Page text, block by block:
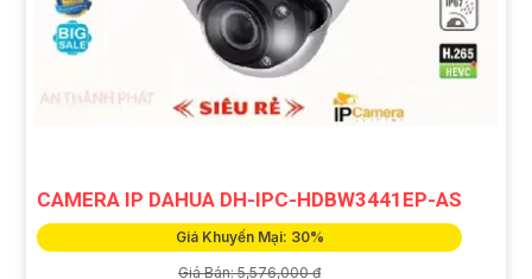
CAMERA IP DAHUA DH-IPC-HDBW3441EP-AS
Giá Khuyến Mại: 30%
Giá Bán: 5,576,000 ₫